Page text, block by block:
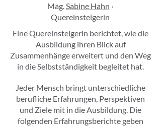
Mag.Sabine Hahn ·
Quereinsteigerin
Eine Quereinsteigerin berichtet, wie die
Ausbildung ihren Blick auf
Zusammenhänge erweitert und den Weg
in die Selbstständigkeit begleitet hat.
Jeder Mensch bringt unterschiedliche
berufliche Erfahrungen, Perspektiven
und Ziele mit in die Ausbildung. Die
folgenden Erfahrungsberichte geben